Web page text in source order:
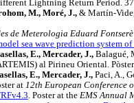
Lightning Return Period.
M., Moré, J., & Martín-
de Meterologia Eduard
sea wave prediction system of
E., Mercader, J.,Balagué,
al Pirineu Oriental.
E., Mercader, J., Paci, A.,
at 12th European Conference
. Poster at the EMS Annual